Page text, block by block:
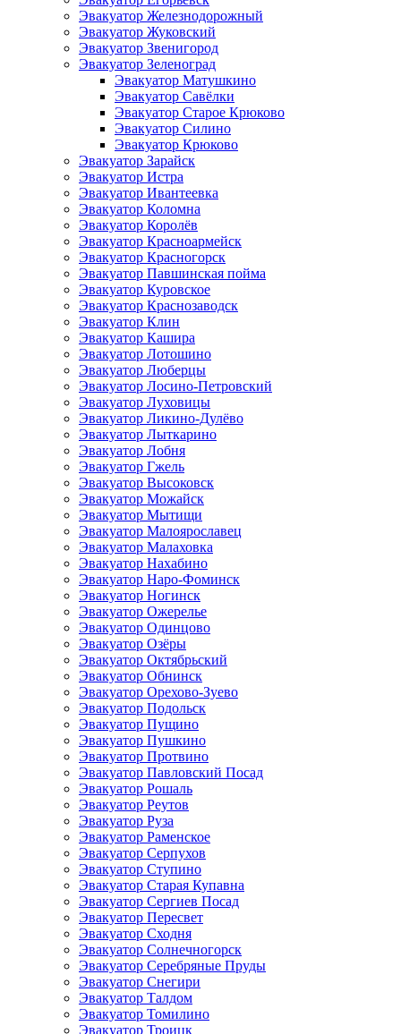
Эвакуатор Железнодорожный
Эвакуатор Жуковский
Эвакуатор Звенигород
Эвакуатор Зеленоград
Эвакуатор Матушкино
Эвакуатор Савёлки
Эвакуатор Старое Крюково
Эвакуатор Силино
Эвакуатор Крюково
Эвакуатор Зарайск
Эвакуатор Истра
Эвакуатор Ивантеевка
Эвакуатор Коломна
Эвакуатор Королёв
Эвакуатор Красноармейск
Эвакуатор Красногорск
Эвакуатор Павшинская пойма
Эвакуатор Куровское
Эвакуатор Краснозаводск
Эвакуатор Клин
Эвакуатор Кашира
Эвакуатор Лотошино
Эвакуатор Люберцы
Эвакуатор Лосино-Петровский
Эвакуатор Луховицы
Эвакуатор Ликино-Дулёво
Эвакуатор Лыткарино
Эвакуатор Лобня
Эвакуатор Гжель
Эвакуатор Высоковск
Эвакуатор Можайск
Эвакуатор Мытищи
Эвакуатор Малоярославец
Эвакуатор Малаховка
Эвакуатор Нахабино
Эвакуатор Наро-Фоминск
Эвакуатор Ногинск
Эвакуатор Ожерелье
Эвакуатор Одинцово
Эвакуатор Озёры
Эвакуатор Октябрьский
Эвакуатор Обнинск
Эвакуатор Орехово-Зуево
Эвакуатор Подольск
Эвакуатор Пущино
Эвакуатор Пушкино
Эвакуатор Протвино
Эвакуатор Павловский Посад
Эвакуатор Рошаль
Эвакуатор Реутов
Эвакуатор Руза
Эвакуатор Раменское
Эвакуатор Серпухов
Эвакуатор Ступино
Эвакуатор Старая Купавна
Эвакуатор Сергиев Посад
Эвакуатор Пересвет
Эвакуатор Сходня
Эвакуатор Солнечногорск
Эвакуатор Серебряные Пруды
Эвакуатор Снегири
Эвакуатор Талдом
Эвакуатор Томилино
Эвакуатор Троицк